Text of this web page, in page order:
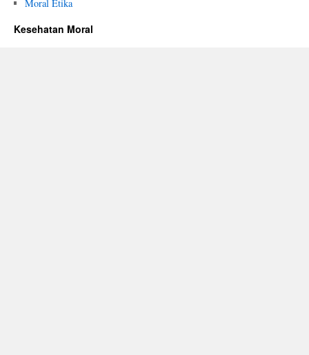
Moral Etika
Kesehatan Moral